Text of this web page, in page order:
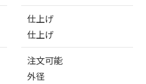
仕上げ
仕上げ
注文可能
外径